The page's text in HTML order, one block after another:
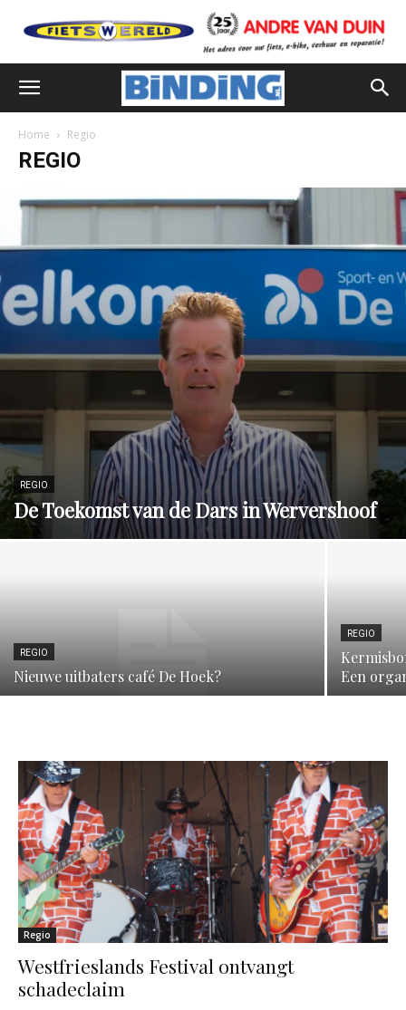
Home Regio
REGIO
REGIO
De Toekomst van de Dars in Wervershoof
REGIO
Nieuwe uitbaters café De Hoek?
REGIO
Een
Regio
Westfrieslands Festival ontvangt
schadeclaim